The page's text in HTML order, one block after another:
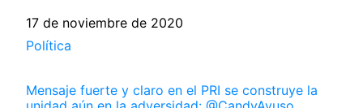
Fecha
17 de noviembre de 2020
Respecto a
Política
Mensaje fuerte y claro en el PRI se construye la